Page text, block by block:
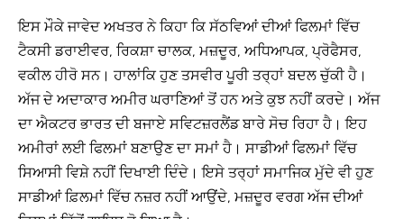
ਇਸ ਮੌਕੇ ਜਾਵੇਦ ਅਖਤਰ ਨੇ ਕਿਹਾ ਕਿ ਸੱਠਵਿਆਂ ਦੀਆਂ ਫਿਲਮਾਂ ਵਿੱਚ
ਟੈਕਸੀ ਡਰਾਈਵਰ, ਰਿਕਸ਼ਾ ਚਾਲਕ, ਮਜ਼ਦੂਰ, ਅਧਿਆਪਕ, ਪ੍ਰੋਫੈਸਰ,
ਵਕੀਲ ਹੀਰੋ ਸਨ। ਹਾਲਾਂਕਿ ਹੁਣ ਤਸਵੀਰ ਪੂਰੀ ਤਰ੍ਹਾਂ ਬਦਲ ਚੁੱਕੀ ਹੈ।
ਅੱਜ ਦੇ ਅਦਾਕਾਰ ਅਮੀਰ ਘਰਾਣਿਆਂ ਤੋਂ ਹਨ ਅਤੇ ਕੁਝ ਨਹੀਂ ਕਰਦੇ। ਅੱਜ
ਦਾ ਐਕਟਰ ਭਾਰਤ ਦੀ ਬਜਾਏ ਸਵਿਟਜ਼ਰਲੈਂਡ ਬਾਰੇ ਸੋਚ ਰਿਹਾ ਹੈ। ਇਹ
ਅਮੀਰਾਂ ਲਈ ਫਿਲਮਾਂ ਬਣਾਉਣ ਦਾ ਸਮਾਂ ਹੈ। ਸਾਡੀਆਂ ਫਿਲਮਾਂ ਵਿੱਚ
ਸਿਆਸੀ ਵਿਸ਼ੇ ਨਹੀਂ ਦਿਖਾਈ ਦਿੰਦੇ। ਇਸੇ ਤਰ੍ਹਾਂ ਸਮਾਜਿਕ ਮੁੱਦੇ ਵੀ ਹੁਣ
ਸਾਡੀਆਂ ਫ਼ਿਲਮਾਂ ਵਿੱਚ ਨਜ਼ਰ ਨਹੀਂ ਆਉਂਦੇ, ਮਜ਼ਦੂਰ ਵਰਗ ਅੱਜ ਦੀਆਂ